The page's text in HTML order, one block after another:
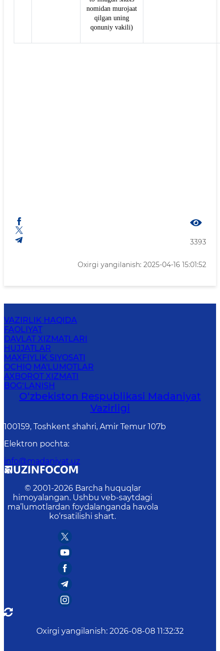
nomidan murojaat
qilgan uning
qonuniy vakili)
3393
Oxirgi yangilanish: 2025-04-16 15:01:52
VAZIRLIK HAQIDA
FAOLIYAT
DAVLAT XIZMATLARI
HUJJATLAR
MAXFIYLIK SIYOSATI
OCHIQ MA'LUMOTLAR
AXBOROT XIZMATI
BOG‘LANISH
O‘zbekiston Respublikasi Madaniyat
Vazirligi
100159, Toshkent shahri, Amir Temur 107b
Elektron pochta:
info@madaniyat.uz
© 2001-2026 Barcha huquqlar
himoyalangan. Ushbu veb-saytdagi
ma’lumotlardan foydalanganda havola
ko‘rsatilishi shart.
Oxirgi yangilanish: 2026-08-08 11:32:32